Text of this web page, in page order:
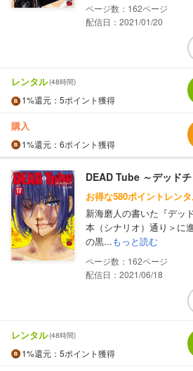
162
配信日：2021/01/20
レンタル(48時間)
1%還元 ：5ポイント獲得
購入
1%還元 ：6ポイント獲得
DEAD Tube ～デッド
お得な580ポイントレン
新海磨人の書いた『デッ
本（シナリオ）通り＞に
の黒...もっと読む
162
配信日：2021/06/18
レンタル(48時間)
1%還元 ：5ポイント獲得